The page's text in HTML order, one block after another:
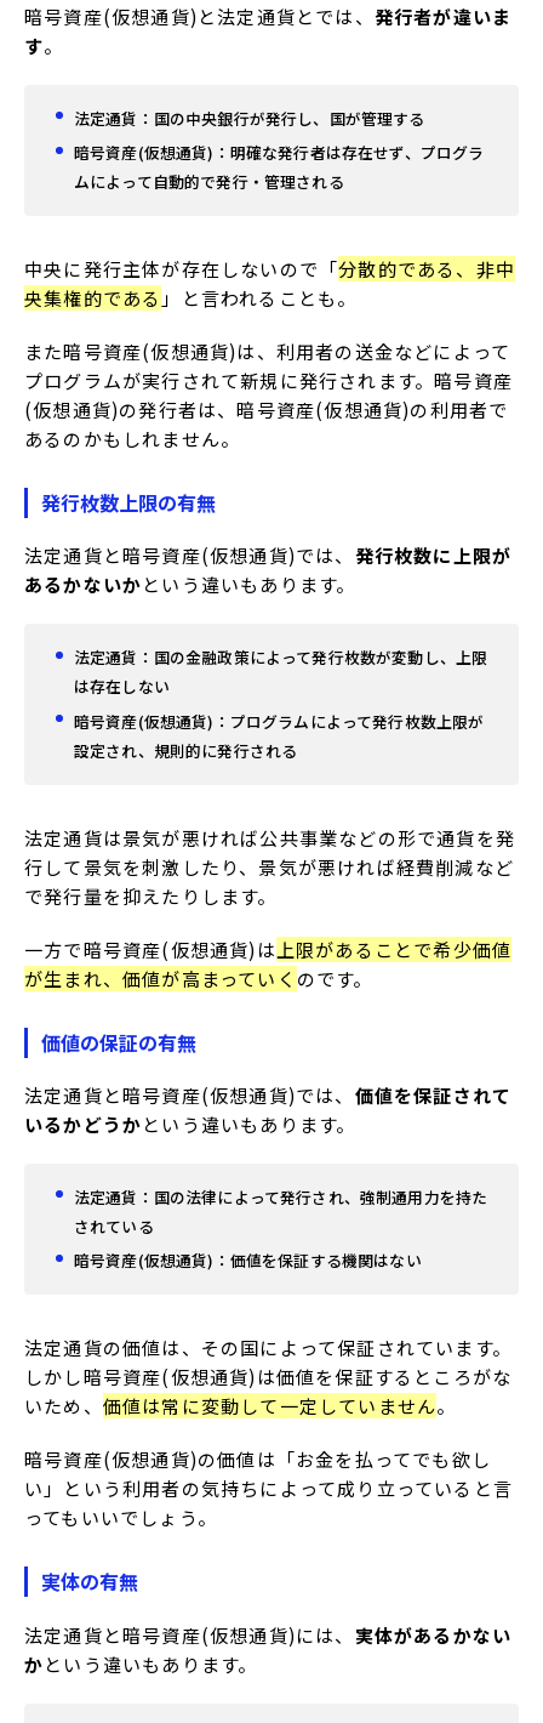
暗号資産(仮想通貨)と法定通貨とでは、 発行者が違いま
す。
法定通貨：国の中央銀行が発行し、国が管理する
暗号資産(仮想通貨)：明確な発行者は存在せず、プログラ
ムによって自動的で発行・管理される
中央に発行主体が存在しないので「分散的である、非中
央集権的である 」と言われることも。
また暗号資産(仮想通貨)は、利用者の送金などによって
プログラムが実行されて新規に発行されます。暗号資産
(仮想通貨)の発行者は、暗号資産(仮想通貨)の利用者で
あるのかもしれません。
発行枚数上限の有無
法定通貨と暗号資産(仮想通貨)では、 発行枚数に上限が
あるかないかという違いもあります。
法定通貨：国の金融政策によって発行枚数が変動し、上限
は存在しない
暗号資産(仮想通貨)：プログラムによって発行枚数上限が
設定され、規則的に発行される
法定通貨は景気が悪ければ公共事業などの形で通貨を発
行して景気を刺激したり、景気が悪ければ経費削減など
で発行量を抑えたりします。
一方で暗号資産(仮想通貨)は 上限があることで希少価値
が生まれ、価値が高まっていく のです。
価値の保証の有無
法定通貨と暗号資産(仮想通貨)では、 価値を保証されて
いるかどうかという違いもあります。
法定通貨：国の法律によって発行され、強制通用力を持た
されている
暗号資産(仮想通貨)：価値を保証する機関はない
法定通貨の価値は、その国によって保証されています。
しかし暗号資産(仮想通貨)は価値を保証するところがな
いため、 価値は常に変動して一定していません。
暗号資産(仮想通貨)の価値は「お金を払ってでも欲し
い」という利用者の気持ちによって成り立っていると言
ってもいいでしょう。
実体の有無
法定通貨と暗号資産(仮想通貨)には、 実体があるかない
かという違いもあります。